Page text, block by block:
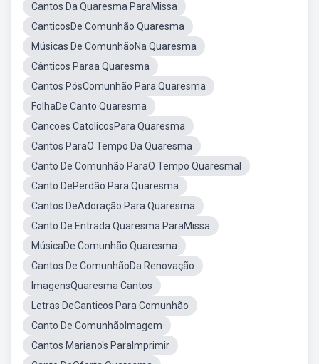
Cantos Da Quaresma ParaMissa
CanticosDe Comunhão Quaresma
Músicas De ComunhãoNa Quaresma
Cânticos Paraa Quaresma
Cantos PósComunhão Para Quaresma
FolhaDe Canto Quaresma
Cancoes CatolicosPara Quaresma
Cantos ParaO Tempo Da Quaresma
Canto De Comunhão ParaO Tempo Quaresmal
Canto DePerdão Para Quaresma
Cantos DeAdoração Para Quaresma
Canto De Entrada Quaresma ParaMissa
MúsicaDe Comunhão Quaresma
Cantos De ComunhãoDa Renovação
ImagensQuaresma Cantos
Letras DeCanticos Para Comunhão
Canto De ComunhãoImagem
Cantos Mariano's ParaImprimir